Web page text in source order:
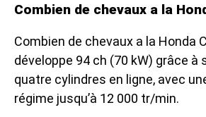
Combien de chevaux a la
Combien de chevaux a la Honda
développe 94 ch (70 kW) grâce à
quatre cylindres en ligne, avec
régime jusqu’à 12 000 tr/min.